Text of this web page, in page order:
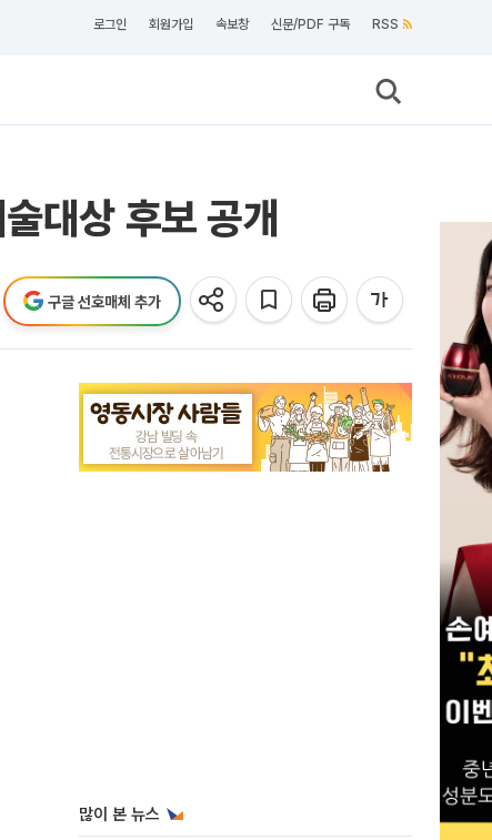
로그인 회원가입 속보창 신문/PDF 구독 RSS
대상 후보 공개
구글 선호매체 추가
많이 본 뉴스